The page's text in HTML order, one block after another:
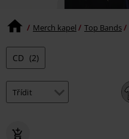
Merch kapel Top Bands
CD (2)